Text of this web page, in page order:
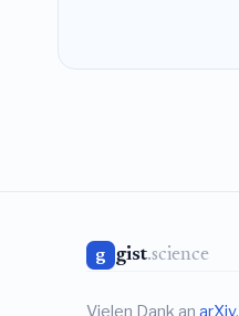
g gist.science
Vielen Dank an arXiv,